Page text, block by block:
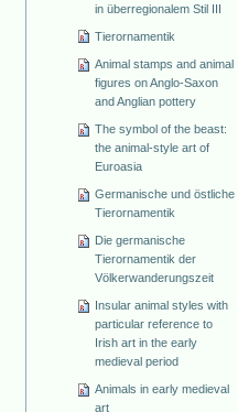
in überregionalem Stil III
Tierornamentik
Animal stamps and animal
figures on Anglo-Saxon
and Anglian pottery
The symbol of the beast:
the animal-style art of
Euroasia
Germanische und östliche
Tierornamentik
Die germanische
Tierornamentik der
Völkerwanderungszeit
Insular animal styles with
particular reference to
Irish art in the early
medieval period
Animals in early medieval
art